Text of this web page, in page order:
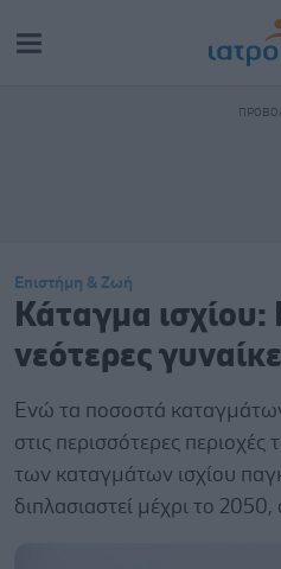
Επιστήμη & Ζωή
Κάταγμα ισχίου:
νεότερες
Eνώ τα ποσοστά
στις περισσότερες
των καταγμάτων ισχίου
διπλασιαστεί μέχρι το